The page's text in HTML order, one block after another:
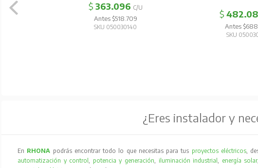
363.096 C/U
Antes $518.709
SKU 050030140
482.080 C/U
Antes $688.686
SKU 050030100
¿Eres instalador y
En RHONA podrás encontrar todo lo que necesitas para tus proyectos eléctricos,
automatización y control, potencia y generación, iluminación industrial, energía solar,